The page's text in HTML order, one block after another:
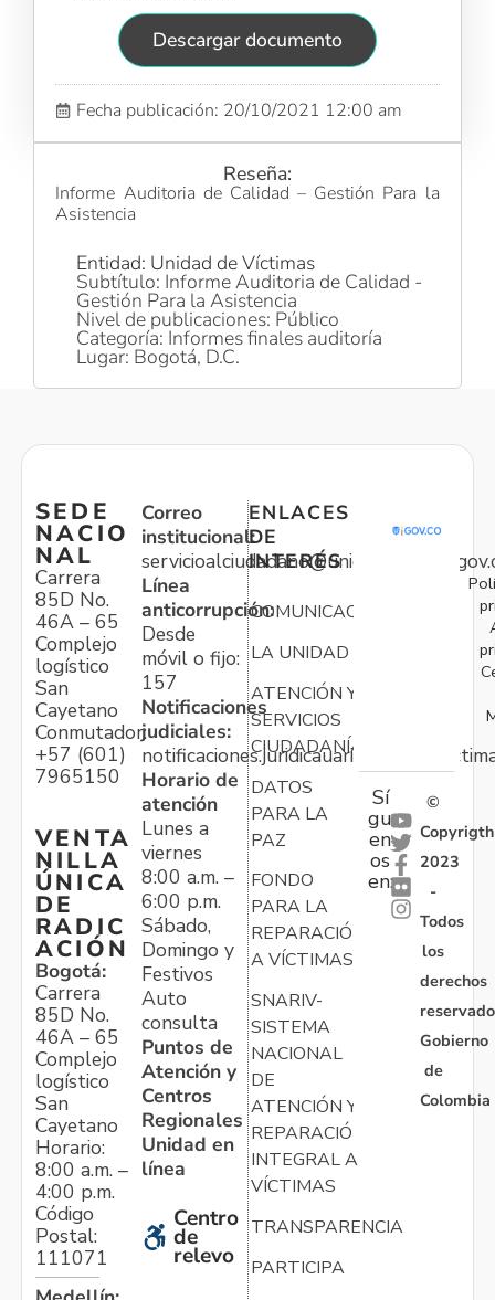
Descargar documento
Fecha publicación: 20/10/2021 12:00 am
Reseña:
Informe Auditoria de Calidad – Gestión Para la
Asistencia
Entidad: Unidad de Víctimas
Subtítulo: Informe Auditoria de Calidad -
Gestión Para la Asistencia
Nivel de publicaciones: Público
Categoría: Informes finales auditoría
Lugar: Bogotá, D.C.
SEDE
NACIO
NAL
Carrera
85D No.
46A – 65
Complejo
logístico
San
Cayetano
Conmutador:
+57 (601)
7965150
VENTA
NILLA
ÚNICA
DE
RADIC
ACIÓN
Bogotá:
Carrera
85D No.
46A – 65
Complejo
logístico
San
Cayetano
Horario:
8:00 a.m. –
4:00 p.m.
Código
Postal:
111071
Correo
institucional:
Línea
anticorrupción:
Desde
móvil o fijo:
157
Notificaciones
judiciales:
Horario de
atención
Lunes a
viernes
8:00 a.m. –
6:00 p.m.
Sábado,
Domingo y
Festivos
Auto
consulta
Puntos de
Atención y
Centros
Regionales
Unidad en
línea
Centro
de
relevo
ENLACES
DE
INTERÉS
COMUNICACIONES
LA UNIDAD
ATENCIÓN Y
SERVICIOS
CIUDADANÍA
DATOS
PARA LA
PAZ
FONDO
PARA LA
REPARACIÓN
A VÍCTIMAS
SNARIV-
SISTEMA
NACIONAL
DE
ATENCIÓN Y
REPARACIÓN
INTEGRAL A
VÍCTIMAS
TRANSPARENCIA
PARTICIPA
Sí
gu
en
os
en:
©
Copyrigth
2023
-
Todos
los
derechos
Gobierno
de
Colombia